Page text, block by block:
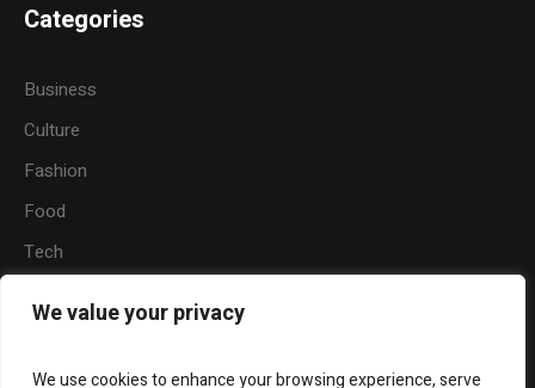
We value your privacy
We use cookies to enhance your browsing experience, serve
Categories
Business
Culture
Fashion
Food
Tech
Nature